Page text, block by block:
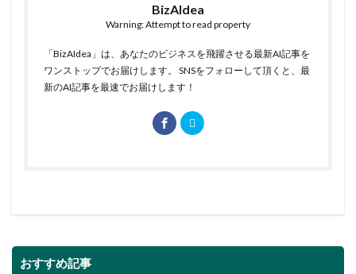
BizAIdea
Warning: Attempt to read property
「BizAIdea」は、あなたのビジネスを飛躍させる最新AI記事を
ワンストップでお届けします。 SNSをフォローして頂くと、最
新のAI記事を最速でお届けします！
おすすめ記事